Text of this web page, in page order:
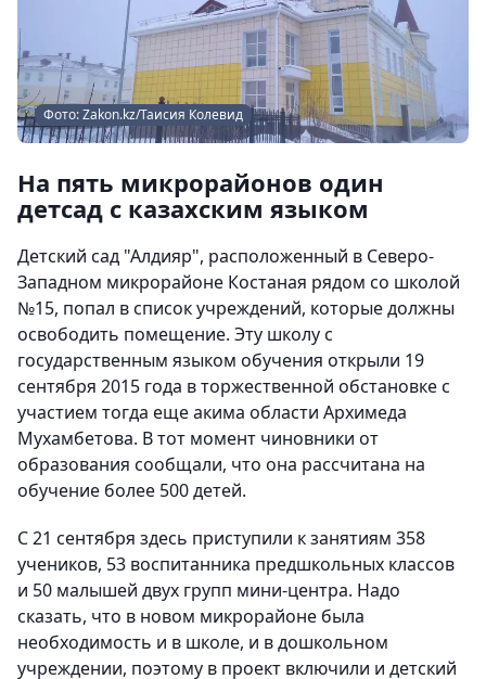
Фото: Zakon.kz/Таисия Колевид
На пять микрорайонов один
детсад с казахским языком
Детский сад "Алдияр", расположенный в Северо-
Западном микрорайоне Костаная рядом со школой
№15, попал в список учреждений, которые должны
освободить помещение. Эту школу с
государственным языком обучения открыли 19
сентября 2015 года в торжественной обстановке с
участием тогда еще акима области Архимеда
Мухамбетова. В тот момент чиновники от
образования сообщали, что она рассчитана на
обучение более 500 детей.
С 21 сентября здесь приступили к занятиям 358
учеников, 53 воспитанника предшкольных классов
и 50 малышей двух групп мини-центра. Надо
сказать, что в новом микрорайоне была
необходимость и в школе, и в дошкольном
учреждении, поэтому в проект включили и детский